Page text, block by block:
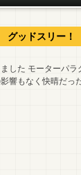
ッドスリー！
した モーターパ
響もなく快晴だ